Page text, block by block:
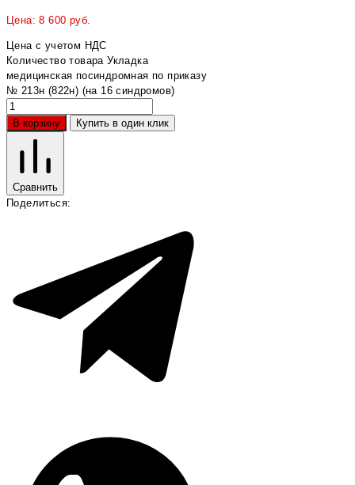
Цена:8 600 руб.
Цена с учетом НДС
Количество товара Укладка
медицинская посиндромная по приказу
№ 213н (822н) (на 16 синдромов)
В корзину Купить в один клик
Сравнить
Поделиться: